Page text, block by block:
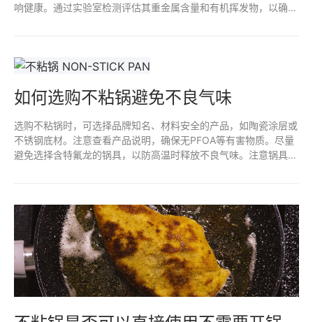
响健康。通过实验室检测评估其重金属含量和有机挥发物，以确定
如何选购不粘锅避免不良气味
选购不粘锅时，可选择品牌知名、材料安全的产品，如陶瓷涂层或
不锈钢底材。注意查看产品说明，确保无PFOA等有害物质。尽量
避免选择含特氟龙的锅具，以防高温时释放不良气味。注意锅具的